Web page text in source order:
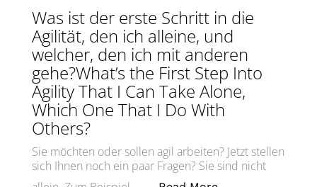
Was ist der erste Schritt in die
Agilität, den ich alleine, und
welcher, den ich mit anderen
gehe?What’s the First Step Into
Agility That I Can Take Alone,
Which One That I Do With
Others?
Sie möchten oder sollen agil arbeiten? Jetzt stellen
sich Ihnen noch ein paar Fragen? Sie sind nicht